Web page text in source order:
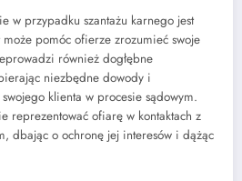
w przypadku szantażu karnego jest
pomóc ofierze zrozumieć swoje
również dogłębne
niezbędne dowody i
klienta w procesie sądowym.
reprezentować ofiarę w kontaktach z
dbając o ochronę jej interesów i dążąc